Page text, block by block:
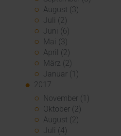
August (3)
Juli (2)
Juni (6)
Mai (3)
April (2)
März (2)
Januar (1)
2017
November (1)
Oktober (2)
August (2)
Juli (4)